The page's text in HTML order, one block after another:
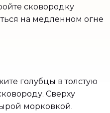
сковородку
на медленном огне
голубцы в толстую
Сверху
морковкой.